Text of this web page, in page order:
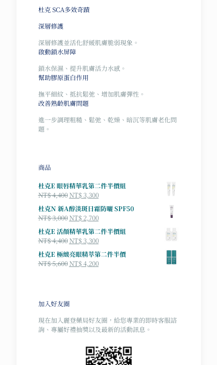
杜克 SCA多效奇蹟
深層修護
深層修護並活化舒緩肌膚脆弱現象。
啟動鎖水屏障
鎖水保濕、提升肌膚活力水感。
幫助膠原蛋白作用
撫平細紋、抵抗鬆弛、增加肌膚彈性。
改善熟齡肌膚問題
進一步調理粗糙、鬆弛、乾燥、暗沉等肌膚老化問
題。
商品
杜克E 眼唇精華乳第二件半價組
NT$4,400原
始
價
格：
NT$ 4,400。
NT$3,300目
前
價
格：
NT$ 3,300。
杜克N 新A醇淡斑日霜防曬 SPF50
NT$3,000原
始
價
格：
NT$ 3,000。
NT$2,700目
前
價
格：
NT$ 2,700。
杜克E 活顏精華乳第二件半價組
NT$4,400原
始
價
格：
NT$3,300目
前
價
格：
杜克E 極緻亮眼精萃第二件半價
NT$5,600原
NT$ 5,600。
NT$4,200目
加入好友圈
現在加入麗登藥局好友圈，給您專業的即時客服諮
詢、專屬好禮抽獎以及最新的活動訊息。